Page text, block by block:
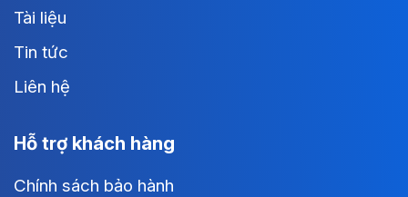
Tài liệu
Tin tức
Liên hệ
Hỗ trợ khách hàng
Chính sách bảo hành